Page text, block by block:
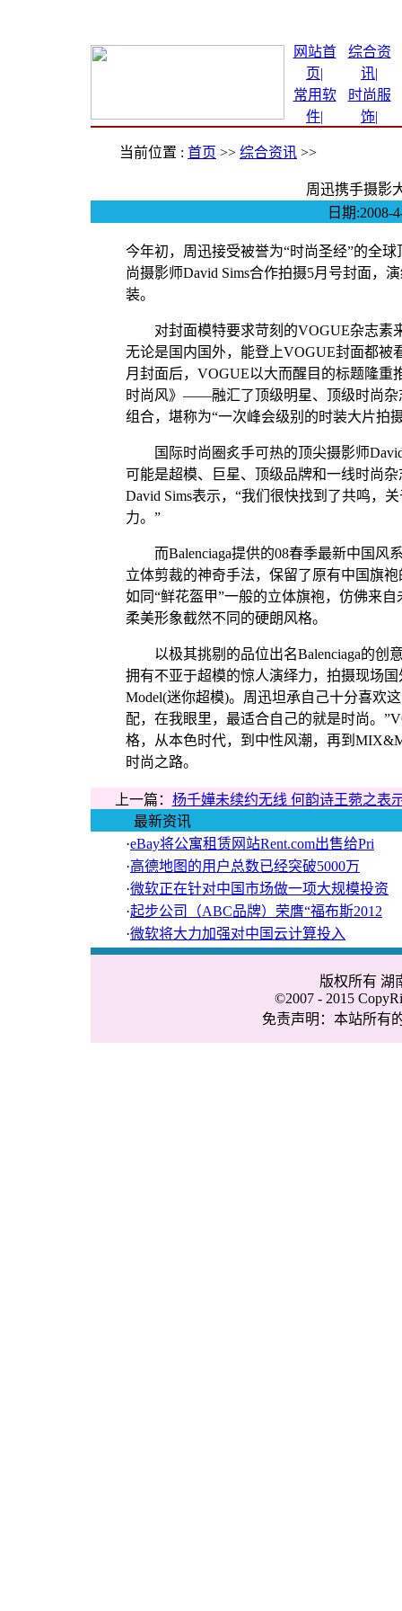
网站首
页|
综合资
讯|
常用软
件|
时尚服
饰|
当前位置 : 首页 >> 综合资讯 >>
周迅携手摄影
日期
今年初，周迅接受被誉为“时尚圣经”的全
尚摄影师David Sims合作拍摄5月号封面，
装。
对封面模特要求苛刻的VOGUE杂志素
无论是国内国外，能登上VOGUE封面都被
月封面后，VOGUE以大而醒目的标题隆重
时尚风》——融汇了顶级明星、顶级时尚杂
组合，堪称为“一次峰会级别的时装大片拍
国际时尚圈炙手可热的顶尖摄影师David
可能是超模、巨星、顶级品牌和一线时尚
David Sims表示，“我们很快找到了共鸣，
力。”
而Balenciaga提供的08春季最新中国风
立体剪裁的神奇手法，保留了原有中国旗
如同“鲜花盔甲”一般的立体旗袍，仿佛来
柔美形象截然不同的硬朗风格。
以极其挑剔的品位出名Balenciaga的创意
拥有不亚于超模的惊人演绎力，拍摄现场
Model(迷你超模)。周迅坦承自己十分喜欢
配，在我眼里，最适合自己的就是时尚。
格，从本色时代，到中性风潮，再到
时尚之路。
上一篇： 杨千嬅未续约无线 何韵诗王菀之表
最新资讯
·eBay将公寓租赁网站Rent.com出售给Pri
·高德地图的用户总数已经突破5000万
·微软正在针对中国市场做一项大规模投资
·起步公司（ABC品牌）荣膺“福布斯2012
·微软将大力加强对中国云计算投入
版权所有
©2007 - 2015
免责声明：本站所有